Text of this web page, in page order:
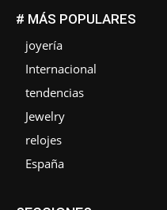
# MÁS POPULARES
joyería
Internacional
tendencias
Jewelry
relojes
España
Asociaciones